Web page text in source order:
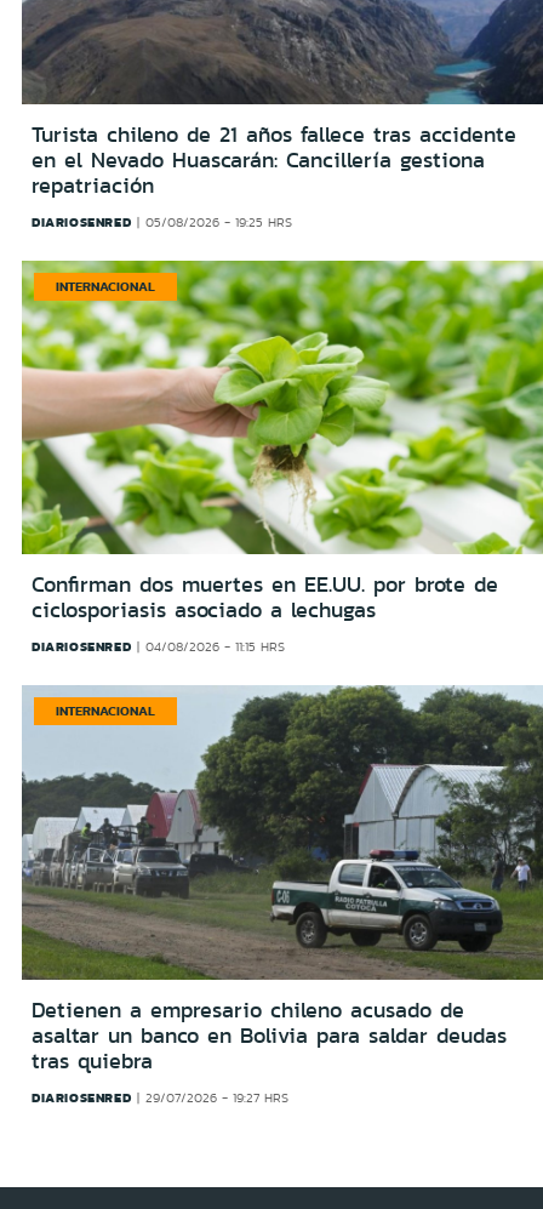
Turista chileno de 21 años fallece tras accidente
en el Nevado Huascarán: Cancillería gestiona
repatriación
DIARIOSENRED 05/08/2026 - 19:25 HRS
INTERNACIONAL
Confirman dos muertes en EE.UU. por brote de
ciclosporiasis asociado a lechugas
DIARIOSENRED 04/08/2026 - 11:15 HRS
INTERNACIONAL
Detienen a empresario chileno acusado de
asaltar un banco en Bolivia para saldar deudas
tras quiebra
DIARIOSENRED 29/07/2026 - 19:27 HRS